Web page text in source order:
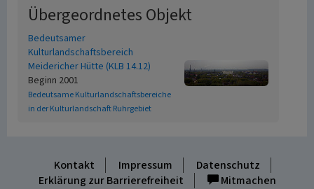
Übergeordnetes Objekt
Bedeutsamer
Kulturlandschaftsbereich
Meidericher Hütte (KLB 14.12)
Beginn 2001
Bedeutsame Kulturlandschaftsbereiche
in der Kulturlandschaft Ruhrgebiet
Kontakt Impressum
Datenschutz
Erklärung zur Barrierefreiheit
Mitmachen